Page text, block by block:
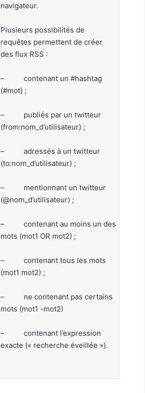
navigateur.
Plusieurs possibilités de
requêtes permettent de créer
des flux RSS :
– contenant un #hashtag
(#mot) ;
– publiés par un twitteur
(from:nom_d’utilisateur) ;
– adressés à un twitteur
(to:nom_d’utilisateur) ;
– mentionnant un twitteur
(@nom_d’utilisateur) ;
– contenant au moins un des
mots (mot1 OR mot2) ;
– contenant tous les mots
(mot1 mot2) ;
– ne contenant pas certains
mots (mot1 -mot2)
– contenant l’expression
exacte (« recherche éveillée »).